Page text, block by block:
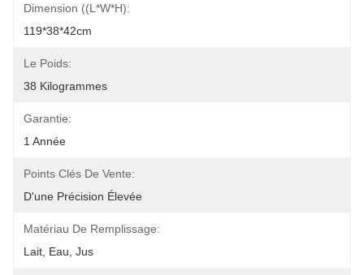
Dimension ((L*W*H):
119*38*42cm
Le Poids:
38 Kilogrammes
Garantie:
1 Année
Points Clés De Vente:
D'une Précision Élevée
Matériau De Remplissage:
Lait, Eau, Jus